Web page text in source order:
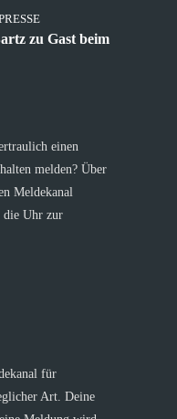
zu Gast beim
einen
melden? Über
Meldekanal
die Uhr zur
für
Art. Deine